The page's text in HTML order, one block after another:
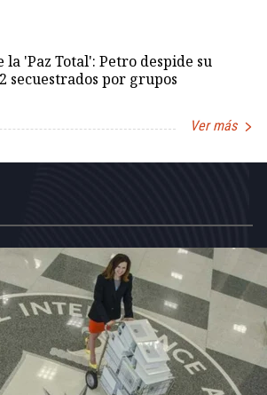
la 'Paz Total': Petro despide su
secuestrados por grupos
Ver más